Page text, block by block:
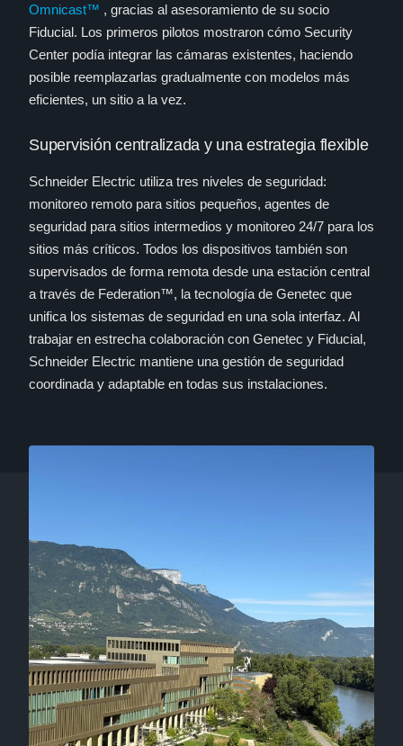
Omnicast™ , gracias al asesoramiento de su socio
Fiducial. Los primeros pilotos mostraron cómo Security
Center podía integrar las cámaras existentes, haciendo
posible reemplazarlas gradualmente con modelos más
eficientes, un sitio a la vez.
Supervisión centralizada y una estrategia flexible
Schneider Electric utiliza tres niveles de seguridad:
monitoreo remoto para sitios pequeños, agentes de
seguridad para sitios intermedios y monitoreo 24/7 para los
sitios más críticos. Todos los dispositivos también son
supervisados de forma remota desde una estación central
a través de Federation™, la tecnología de Genetec que
unifica los sistemas de seguridad en una sola interfaz. Al
trabajar en estrecha colaboración con Genetec y Fiducial,
Schneider Electric mantiene una gestión de seguridad
coordinada y adaptable en todas sus instalaciones.